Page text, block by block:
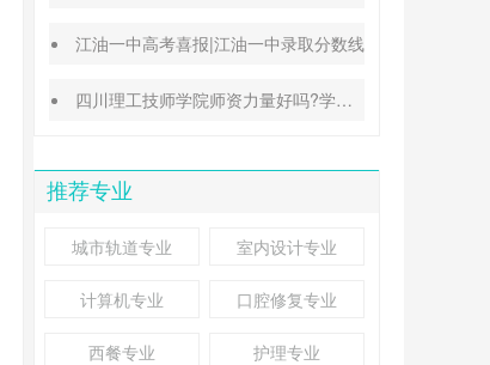
江油一中高考喜报|江油一中录取分数线
四川理工技师学院师资力量好吗?学校地址在哪里
推荐专业
城市轨道专业 室内设计专业
计算机专业 口腔修复专业
西餐专业 护理专业